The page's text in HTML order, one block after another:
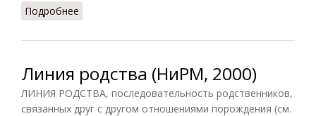
Подробнее
Линия родства (НиРМ, 2000)
ЛИНИЯ РОДСТВА, последовательность родственников,
связанных друг с другом отношениями порождения (см.